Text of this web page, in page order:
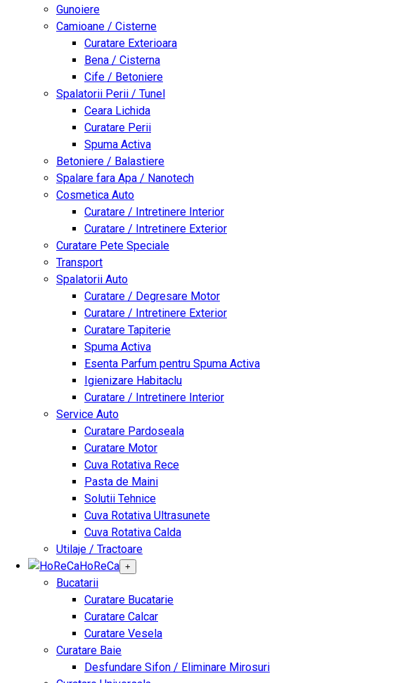
Gunoiere
Camioane / Cisterne
Curatare Exterioara
Bena / Cisterna
Cife / Betoniere
Spalatorii Perii / Tunel
Ceara Lichida
Curatare Perii
Spuma Activa
Betoniere / Balastiere
Spalare fara Apa / Nanotech
Cosmetica Auto
Curatare / Intretinere Interior
Curatare / Intretinere Exterior
Curatare Pete Speciale
Transport
Spalatorii Auto
Curatare / Degresare Motor
Curatare / Intretinere Exterior
Curatare Tapiterie
Spuma Activa
Esenta Parfum pentru Spuma Activa
Igienizare Habitaclu
Curatare / Intretinere Interior
Service Auto
Curatare Pardoseala
Curatare Motor
Cuva Rotativa Rece
Pasta de Maini
Solutii Tehnice
Cuva Rotativa Ultrasunete
Cuva Rotativa Calda
Utilaje / Tractoare
HoReCa +
Bucatarii
Curatare Bucatarie
Curatare Calcar
Curatare Vesela
Curatare Baie
Desfundare Sifon / Eliminare Mirosuri